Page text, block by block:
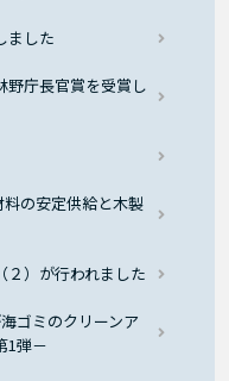
ました
野庁長官賞を受賞し
の安定供給と木製
）が行われました
ゴミのクリーンア
1弾－